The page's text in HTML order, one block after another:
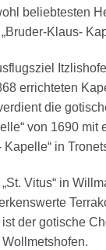
beliebtesten
Klaus-
errichteten
die
von 1690
Kapelle“ in
Vitus“ in
der gotische